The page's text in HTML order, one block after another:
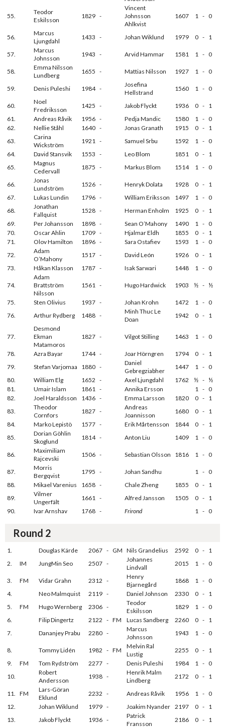
55.
Teodor
Eskilsson
1829 -
Vincent
Johnsson
Ahlkvist
1607 1 - 0
56.
Marcus
Ljungdahl
1433 - Johan Wiklund 1979 0 - 1
57.
Marcus
Johnsson
1943 - Arvid Hammar 1581 1 - 0
58.
Emma Nilsson
Lundberg
1655 - Mattias Nilsson 1927 1 - 0
59. Denis Puleshi 1984 -
Josefina
Hellstrand
1560 1 - 0
60.
Noel
Fredriksson
1425 - Jakob Flyckt 1936 0 - 1
61.
Andreas Råvik 1956 - Pedja Mandic 1580 1 - 0
62.
Nellie Ståhl 1640 - Jonas Granath 1915 0 - 1
63.
Carina
Wickström
1921 - Samuel Srbu 1592 1 - 0
64.
David Stansvik 1553 - Leo Blom 1851 0 - 1
65.
Magnus
Cedervall
1875 - Markus Blom 1514 1 - 0
66.
Jonas
Lundström
1526 - Henryk Dolata 1928 0 - 1
67.
Lukas Lundin 1796 - William Eriksson 1497 1 - 0
68.
Jonathan
Fallquist
1528 - Herman Enholm 1925 0 - 1
69.
Per Johansson 1898 - Sean O’Mahony 1490 1 - 0
70.
Oscar Ahlin 1709 - Hjalmar Eldh 1855 0 - 1
71.
Olov Hamilton 1896 - Sara Ostafiev 1593 1 - 0
72.
Adam
O’Mahony
1517 - David León 1926 0 - 1
73.
Håkan Klasson 1787 - Isak Sarwari 1448 1 - 0
74.
Adam
Brattström
Nilsson
1561 - Hugo Hardwick 1903 ½ - ½
75. Sten Olivius 1937 - Johan Krohn 1472 1 - 0
76.
Arthur Rydberg 1488 -
Minh Thuc Le
Doan
1942 0 - 1
77.
Desmond
Ekman
Matamoros
1827 - Vilgot Stilling 1463 1 - 0
78. Azra Bayar 1744 - Joar Hörngren 1794 0 - 1
79.
Stefan Varjomaa 1880 -
Daniel
Gebregziabher
1447 1 - 0
80.
William Elg 1652 - Axel Ljungdahl 1762 ½ - ½
81.
Umair Islam 1861 - Annika Ersson 1 - 0
82.
Joel Haraldsson 1436 - Emma Larsson 1820 0 - 1
83.
Theodor
Cornfors
1827 -
Andreas
Joannisson
1680 0 - 1
84.
Marko Lepistö 1577 - Erik Mårtensson 1844 0 - 1
85.
Dorian Göhlin
Skoglund
1814 - Anton Liu 1409 1 - 0
86.
Maximiliam
Rajcevski
1506 - Sebastian Olsson 1816 1 - 0
87.
Morris
Bergqvist
1795 - Johan Sandhu 1 - 0
88.
Mikael Varenius 1658 - Chale Zheng 1855 0 - 1
89.
Vilmer
Ungerfält
1661 - Alfred Jansson 1505 0 - 1
90.
Ivar Arnshav 1768 - Frirond 1 - 0
Round 2
1. Douglas Kärde 2067 - GM Nils Grandelius 2592 0 - 1
2.
IM JungMin Seo 2507 -
Johannes
Lindvall
2015 1 - 0
3. FM Vidar Grahn 2312 -
Henry
Bjarnegård
1868 1 - 0
4.
Neo Malmquist 2119 - Daniel Johnson 2330 0 - 1
5.
FM Hugo Wernberg 2306 -
Teodor
Eskilsson
1829 1 - 0
6.
Filip Dingertz 2122 - FM Lucas Sandberg 2260 0 - 1
7.
Dananjey Prabu 2280 -
Marcus
Johnsson
1943 1 - 0
8. Tommy Lidén 1982 - FM
Melvin Ral
Lustig
2255 0 - 1
9.
FM Tom Rydström 2277 - Denis Puleshi 1984 1 - 0
10.
Robert
Andersson
1938 -
Henrik Malm
Lindberg
2172 0 - 1
11. FM
Lars-Göran
Eklund
2232 - Andreas Råvik 1956 1 - 0
12.
Johan Wiklund 1979 - Joakim Nyander 2197 0 - 1
13.
Jakob Flyckt 1936 -
Patrick
Fransson
2186 0 - 1